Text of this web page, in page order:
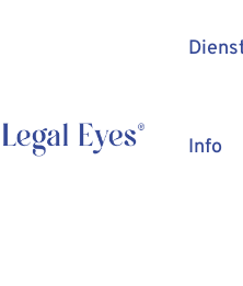
Info